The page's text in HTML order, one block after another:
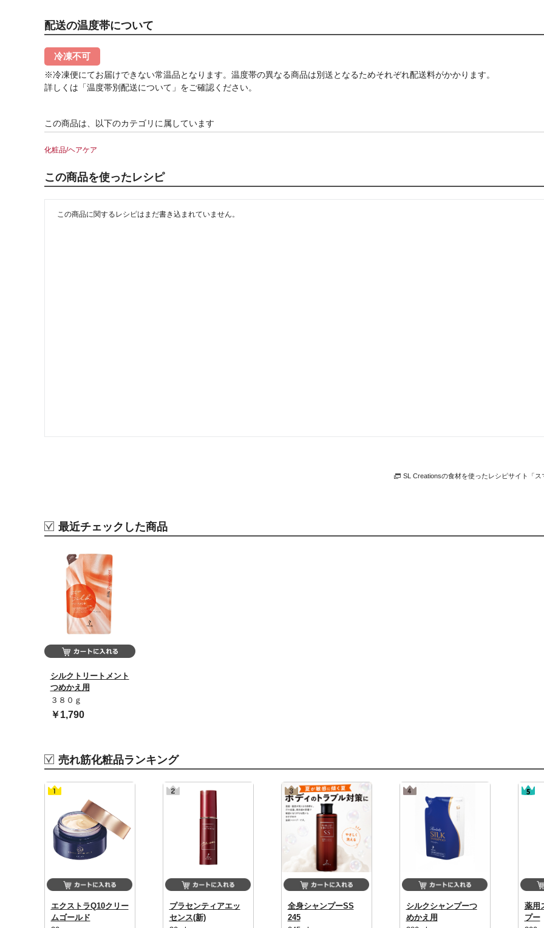
配送の温度帯について
冷凍不可
※冷凍便にてお届けできない常温品となります。温度帯の異なる商品は別送となるためそれぞれ配送料がかかります。
詳しくは「温度帯別配送について」をご確認ください。
この商品は、以下のカテゴリに属しています
化粧品/ヘアケア
この商品を使ったレシピ
この商品に関するレシピはまだ書き込まれていません。
SL Creationsの食材を使ったレシピサイト「ス
最近チェックした商品
シルクトリートメント
つめかえ用
３８０ｇ
￥1,790
売れ筋化粧品ランキング
エクストラQ10クリー
ムゴールド
プラセンティアエッ
センス(新)
全身シャンプーSS
245
シルクシャンプーつ
めかえ用
薬用
プー